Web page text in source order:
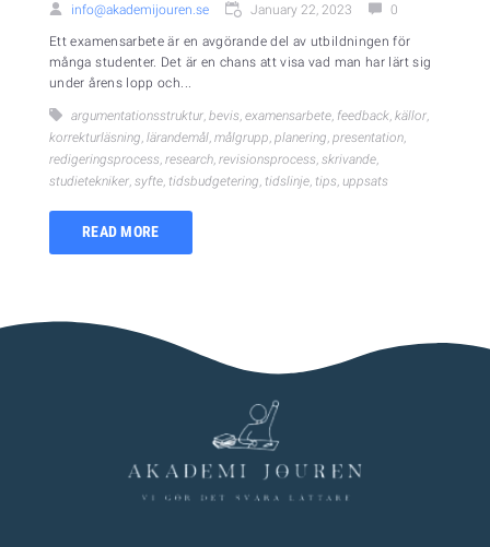
info@akademijouren.se January 22, 2023 0
Ett examensarbete är en avgörande del av utbildningen för
många studenter. Det är en chans att visa vad man har lärt sig
under årens lopp och...
argumentationsstruktur, bevis, examensarbete, feedback, källor,
korrekturläsning, lärandemål, målgrupp, planering, presentation,
redigeringsprocess, research, revisionsprocess, skrivande,
studietekniker, syfte, tidsbudgetering, tidslinje, tips, uppsats
READ MORE